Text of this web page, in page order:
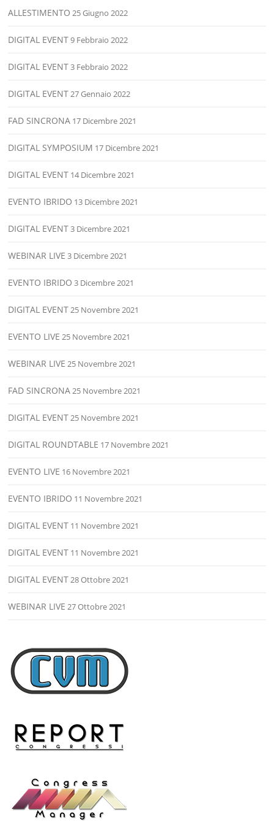
ALLESTIMENTO 25 Giugno 2022
DIGITAL EVENT9 Febbraio 2022
DIGITAL EVENT3 Febbraio 2022
DIGITAL EVENT 27 Gennaio 2022
FAD SINCRONA 17 Dicembre 2021
DIGITAL SYMPOSIUM 17 Dicembre 2021
DIGITAL EVENT 14 Dicembre 2021
EVENTO IBRIDO 13 Dicembre 2021
DIGITAL EVENT3 Dicembre 2021
WEBINAR LIVE 3 Dicembre 2021
EVENTO IBRIDO 3 Dicembre 2021
DIGITAL EVENT 25 Novembre 2021
EVENTO LIVE 25 Novembre 2021
WEBINAR LIVE 25 Novembre 2021
FAD SINCRONA 25 Novembre 2021
DIGITAL EVENT 25 Novembre 2021
DIGITAL ROUNDTABLE 17 Novembre 2021
EVENTO LIVE 16 Novembre 2021
EVENTO IBRIDO 11 Novembre 2021
DIGITAL EVENT 11 Novembre 2021
DIGITAL EVENT 11 Novembre 2021
DIGITAL EVENT 28 Ottobre 2021
WEBINAR LIVE 27 Ottobre 2021